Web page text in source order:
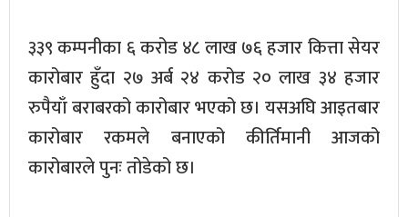
३३९ कम्पनीका ६ करोड ४८ लाख ७६ हजार कित्ता सेयर
कारोबार हुँदा २७ अर्ब २४ करोड २० लाख ३४ हजार
रुपैयाँ बराबरको कारोबार भएको छ। यसअघि आइतबार
कारोबार रकमले बनाएको कीर्तिमानी आजको
कारोबारले पुनः तोडेको छ।